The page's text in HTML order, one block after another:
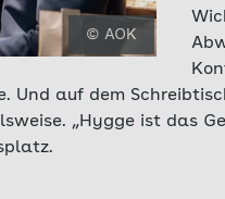
© AOK
Und auf dem
„Hygge ist das